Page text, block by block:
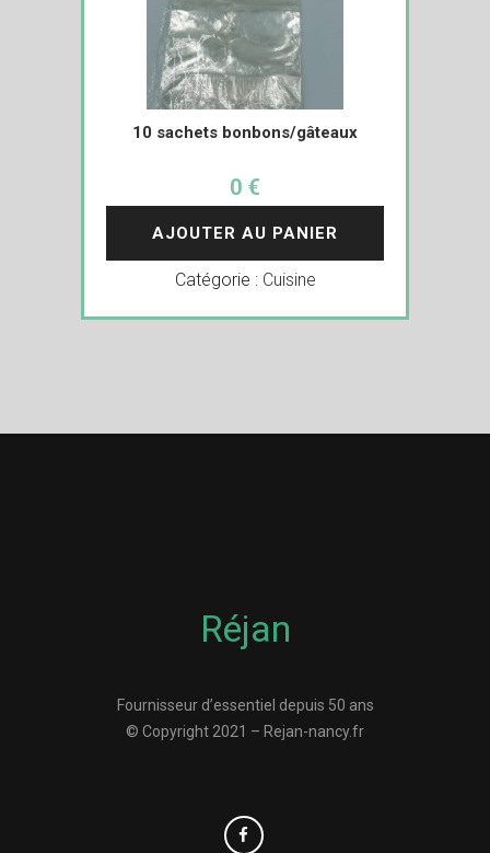
10 sachets bonbons/gâteaux
0 €
AJOUTER AU PANIER
Catégorie : Cuisine
Réjan
Fournisseur d’essentiel depuis 50 ans
© Copyright 2021 – Rejan-nancy.fr